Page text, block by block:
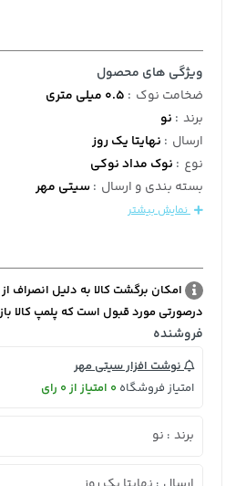
ویژگی های محصول
ضخامت نوک : 0.5 میلی متری
برند : نو
ارسال : نهایتا یک روز
نوع : نوک مداد نوکی
بسته بندی و ارسال :سیتی مهر
نمایش بیشتر
امکان برگشت کالا به دلیل انصراف از
درصورتی مورد قبول است که پلمپ کالا
فروشنده
نوشت افزار سیتی مهر
امتیاز فروشگاه 0 امتیاز از 0 رای
برند : نو